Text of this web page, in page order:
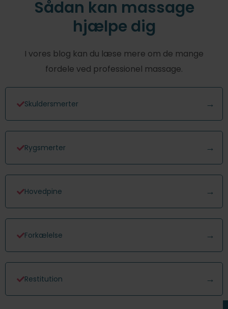
Sådan kan massage
hjælpe dig
I vores blog kan du læse mere om de mange
fordele ved professionel massage.
Skuldersmerter
Rygsmerter
Hovedpine
Forkælelse
Restitution